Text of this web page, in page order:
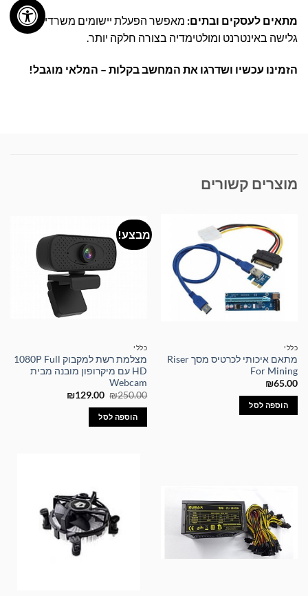
מתאים לעסקים ובתים: מאפשר הפעלת יישומים משרדיים,
גלישה באינטרנט ומולטימדיה בצורה חלקה יותר.
הזמינו עכשיו ושדרגו את המחשב בקלות – המלאי מוגבל!
מוצרים קשורים
כללי
מתאם איכותי לכרטיס מסך Riser
For Mining
₪65.00
הוספה לסל
מבצע!
כללי
מצלמת רשת למקבוק 1080P Full
HD עם מיקרופון מובנה מבית
Webcam
₪250.00
המחיר
היה:
₪250.00.
₪129.00
המחיר
הוספה לסל